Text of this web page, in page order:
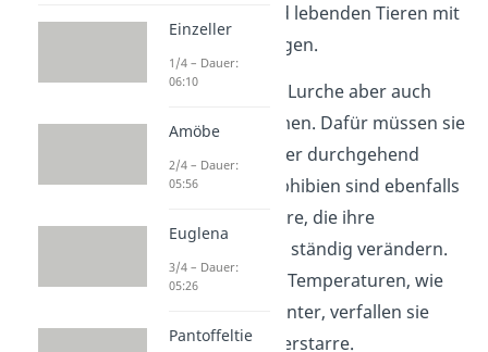
werden zu an Land lebenden Tieren mit
sackförmigen Lungen.
Zusätzlich können Lurche aber auch
über ihre Haut atmen. Dafür müssen sie
die dünne Haut aber durchgehend
feucht halten. Amphibien sind ebenfalls
Tiere, die ihre
Körpertemperatur ständig verändern.
Bei sehr niedrigen Temperaturen, wie
zum Beispiel im Winter, verfallen sie
sogar in eine Winterstarre.
Einzeller
1/4 – Dauer:
06:10
Amöbe
2/4 – Dauer:
05:56
Euglena
3/4 – Dauer:
05:26
Pantoffeltie